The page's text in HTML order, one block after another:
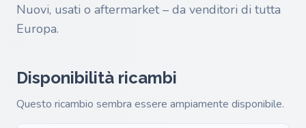
Nuovi, usati o aftermarket – da venditori di tutta
Europa.
Disponibilità ricambi
Questo ricambio sembra essere ampiamente disponibile.